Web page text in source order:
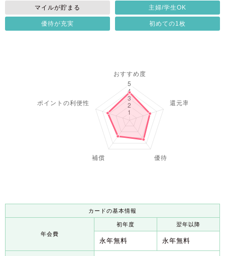
マイルが貯まる 主婦/学生OK
優待が充実 初めての1枚
カードの基本情報
年会費
初年度 翌年以降
永年無料 永年無料